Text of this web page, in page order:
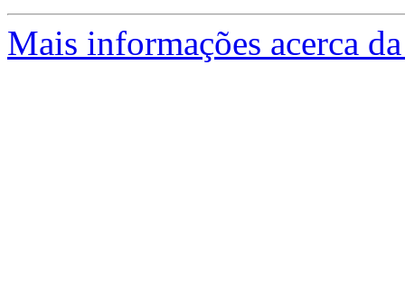
Mais informações acerca